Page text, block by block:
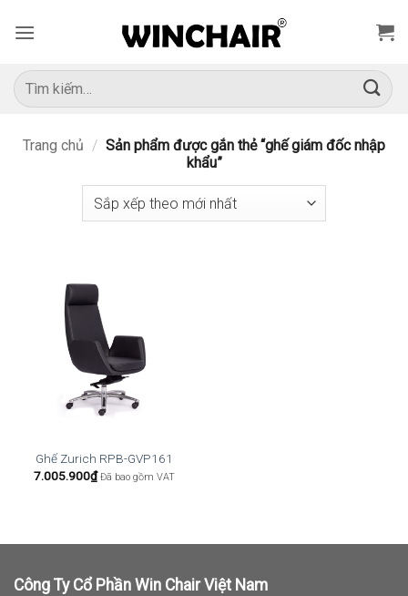
qua
dung
Tìm
kiếm:
Trang chủ / Sản phẩm được gắn thẻ “ghế giám đốc nhập
khẩu”
Ghế Zurich RPB-GVP161
7.005.900₫ Đã bao gồm VAT
Công Ty Cổ Phần Win Chair Việt Nam